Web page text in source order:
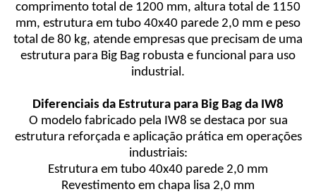
comprimento total de 1200 mm, altura total de 1150
mm, estrutura em tubo 40x40 parede 2,0 mm e peso
total de 80 kg, atende empresas que precisam de uma
estrutura para Big Bag robusta e funcional para uso
industrial.
Diferenciais da Estrutura para Big Bag da IW8
O modelo fabricado pela IW8 se destaca por sua
estrutura reforçada e aplicação prática em operações
industriais:
Estrutura em tubo 40x40 parede 2,0 mm
Revestimento em chapa lisa 2,0 mm